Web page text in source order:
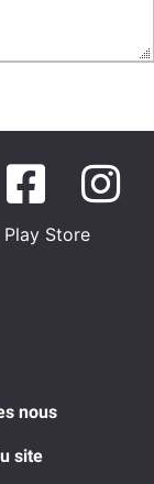
Play Store
nous
site